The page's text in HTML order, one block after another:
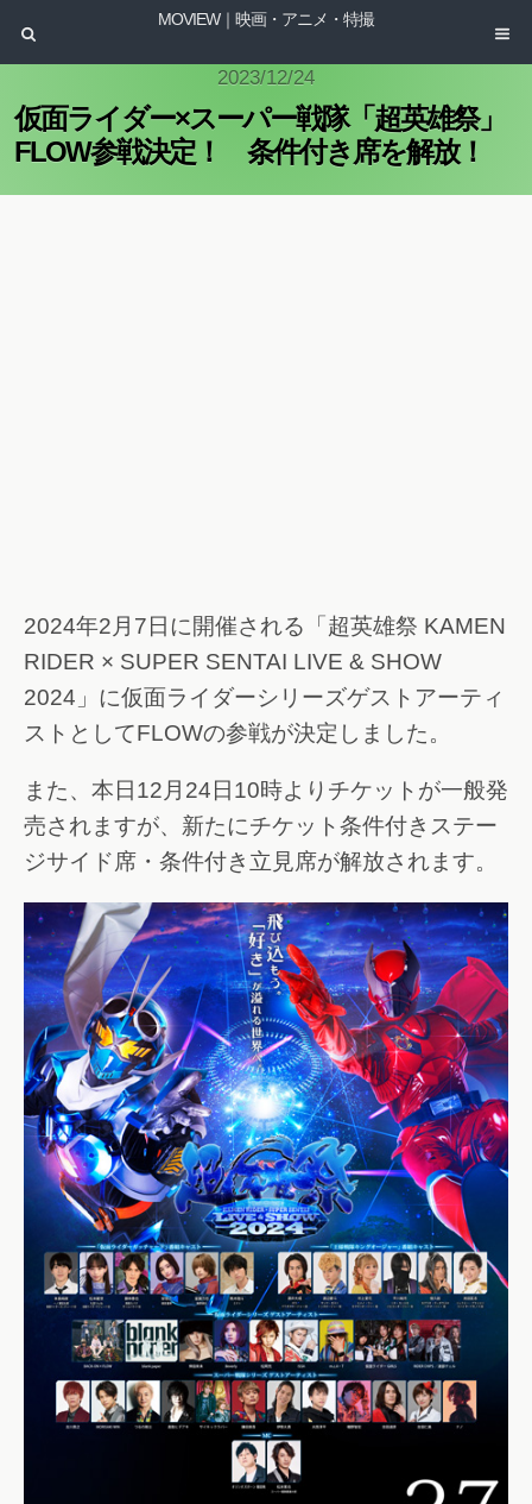
MOVIEW｜映画・アニメ・特撮
2023/12/24
仮面ライダー×スーパー戦隊「超英雄祭」
FLOW参戦決定！ 条件付き席を解放！
2024年2月7日に開催される「超英雄祭 KAMEN
RIDER × SUPER SENTAI LIVE & SHOW
2024」に仮面ライダーシリーズゲストアーティ
ストとしてFLOWの参戦が決定しました。
また、本日12月24日10時よりチケットが一般発
売されますが、新たにチケット条件付きステー
ジサイド席・条件付き立見席が解放されます。